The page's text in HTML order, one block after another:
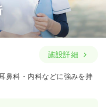
施設詳細
鼻科・内科などに強みを持